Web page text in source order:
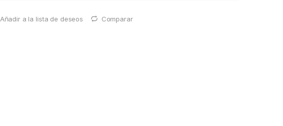
Añadir a la lista de deseos Comparar